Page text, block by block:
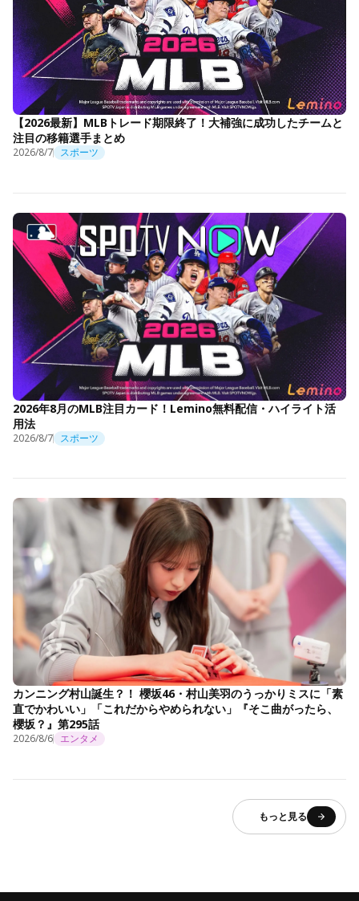
【2026最新】MLBトレード期限終了！大補強に成功したチームと
注目の移籍選手まとめ
2026/8/7 スポーツ
2026年8月のMLB注目カード！Lemino無料配信・ハイライト活
用法
2026/8/7 スポーツ
カンニング村山誕生？！ 櫻坂46・村山美羽のうっかりミスに「素
直でかわいい」「これだからやめられない」『そこ曲がったら、
櫻坂？』第295話
2026/8/6 エンタメ
もっと見る